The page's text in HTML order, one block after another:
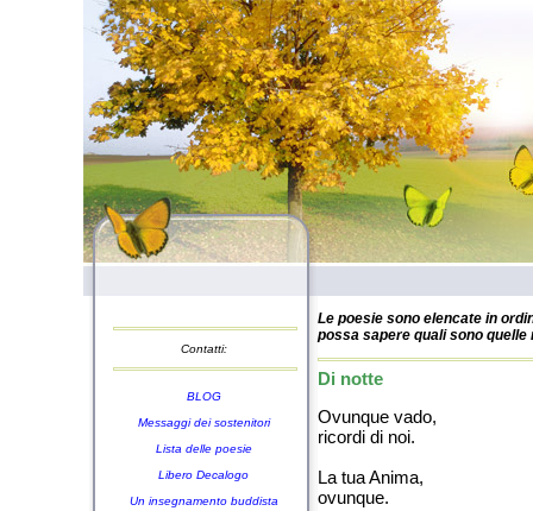
Contatti:
BLOG
Messaggi dei sostenitori
Lista delle poesie
Libero Decalogo
Un insegnamento buddista
Le poesie sono elencate in
possa sapere quali sono
Di notte
Ovunque vado,
ricordi di noi.
La tua Anima,
ovunque.